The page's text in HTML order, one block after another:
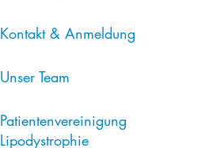
Kontakt & Anmeldung
Unser Team
Patientenvereinigung
Lipodystrophie